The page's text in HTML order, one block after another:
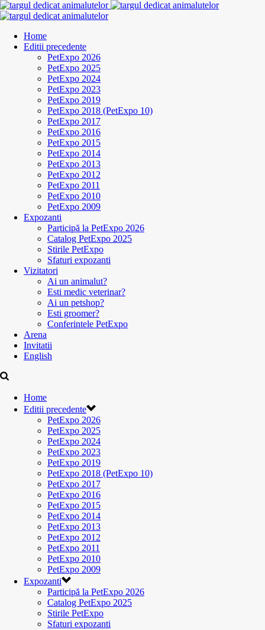
Home
Editii precedente
PetExpo 2026
PetExpo 2025
PetExpo 2024
PetExpo 2023
PetExpo 2019
PetExpo 2018 (PetExpo 10)
PetExpo 2017
PetExpo 2016
PetExpo 2015
PetExpo 2014
PetExpo 2013
PetExpo 2012
PetExpo 2011
PetExpo 2010
PetExpo 2009
Expozanti
Participă la PetExpo 2026
Catalog PetExpo 2025
Stirile PetExpo
Sfaturi expozanti
Vizitatori
Ai un animalut?
Esti medic veterinar?
Ai un petshop?
Esti groomer?
Conferintele PetExpo
Arena
Invitatii
English
Home
Editii precedente
PetExpo 2026
PetExpo 2025
PetExpo 2024
PetExpo 2023
PetExpo 2019
PetExpo 2018 (PetExpo 10)
PetExpo 2017
PetExpo 2016
PetExpo 2015
PetExpo 2014
PetExpo 2013
PetExpo 2012
PetExpo 2011
PetExpo 2010
PetExpo 2009
Expozanti
Participă la PetExpo 2026
Catalog PetExpo 2025
Stirile PetExpo
Sfaturi expozanti